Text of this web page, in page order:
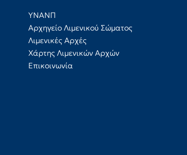
ΥΝΑΝΠ
Αρχηγείο Λιμενικού Σώματος
Λιμενικές Αρχές
Χάρτης Λιμενικών Αρχών
Επικοινωνία